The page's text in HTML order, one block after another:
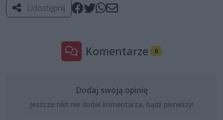
Udostępnij
Komentarze 0
Dodaj swoją opinię
Jeszcze nikt nie dodał komentarza, bądź pierwszy!